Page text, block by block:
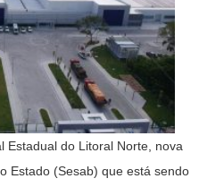
Estadual do Litoral Norte, nova
Estado (Sesab) que está sendo